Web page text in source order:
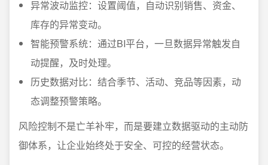
异常波动监控：设置阈值，自动识别销售、资金、
库存的异常变动。
智能预警系统：通过BI平台，一旦数据异常触发自
动提醒，及时处理。
历史数据对比：结合季节、活动、竞品等因素，动
态调整预警策略。
风险控制不是亡羊补牢，而是要建立数据驱动的主动防
御体系，让企业始终处于安全、可控的经营状态。